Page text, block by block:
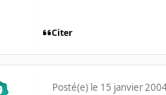
Citer
Posté(e) le 15 janvier